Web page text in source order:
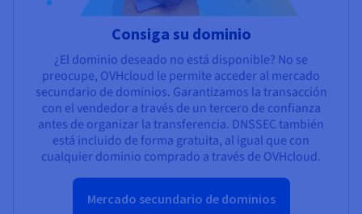
Consiga su dominio
¿El dominio deseado no está disponible? No se
preocupe, OVHcloud le permite acceder al mercado
secundario de dominios. Garantizamos la transacción
con el vendedor a través de un tercero de confianza
antes de organizar la transferencia. DNSSEC también
está incluido de forma gratuita, al igual que con
cualquier dominio comprado a través de OVHcloud.
Mercado secundario de dominios